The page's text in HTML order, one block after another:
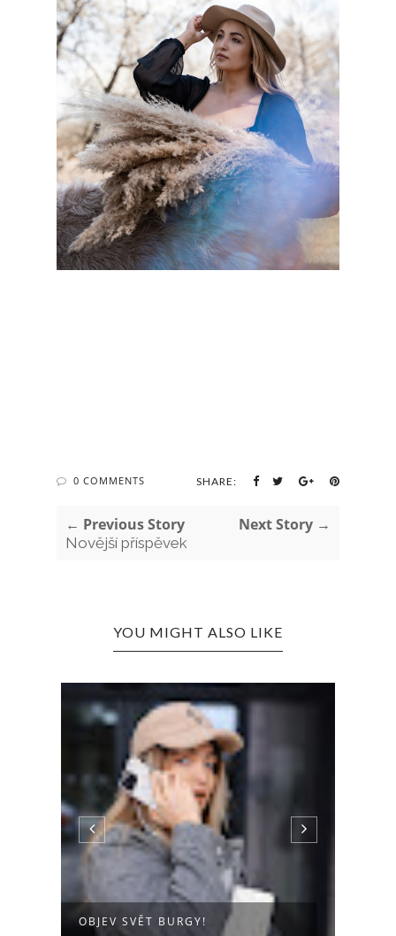
0 COMMENTS SHARE:
← Previous Story
Novější příspěvek
Next Story →
YOU MIGHT ALSO LIKE
„VĚŘÍM V TO, ŽE ŠŤASTNÉ